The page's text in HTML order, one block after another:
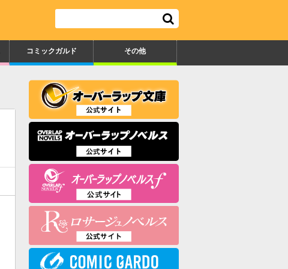
コミックガルド その他